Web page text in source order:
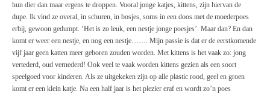
hun dier dan maar ergens te droppen. Vooral jonge katjes, kittens, zijn hiervan de
dupe. Ik vind ze overal, in schuren, in bosjes, soms in een doos met de moederpoes
erbij, gewoon gedumpt. ‘Het is zo leuk, een nestje jonge poesjes’. Maar dan? En dan
komt er weer een nestje, en nog een nestje……. Mijn passie is dat er de eerstkomende
vijf jaar geen katten meer geboren zouden worden. Met kittens is het vaak zo: jong
vertederd, oud vernederd! Ook veel te vaak worden kittens gezien als een soort
speelgoed voor kinderen. Als ze uitgekeken zijn op alle plastic rood, geel en groen
komt er een klein katje. Na een half jaar is het plezier eraf en wordt zo’n poes